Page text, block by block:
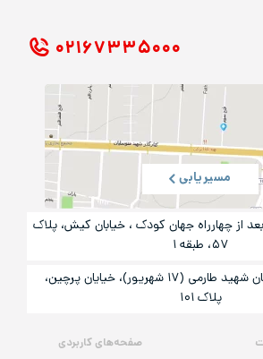
صفحه‌های کاربردی
۰۲۱ ۶۷۳۳۵۰۰۰
مسیریابی
بعد از چهارراه جهان کودک ، خیابان کیش، پلاک
۵۷، طبقه ۱
تهران، شادآباد، خیابان شهید طارمی (۱۷ شهریور)، خیایان پرچین،
پلاک ۱۰۱